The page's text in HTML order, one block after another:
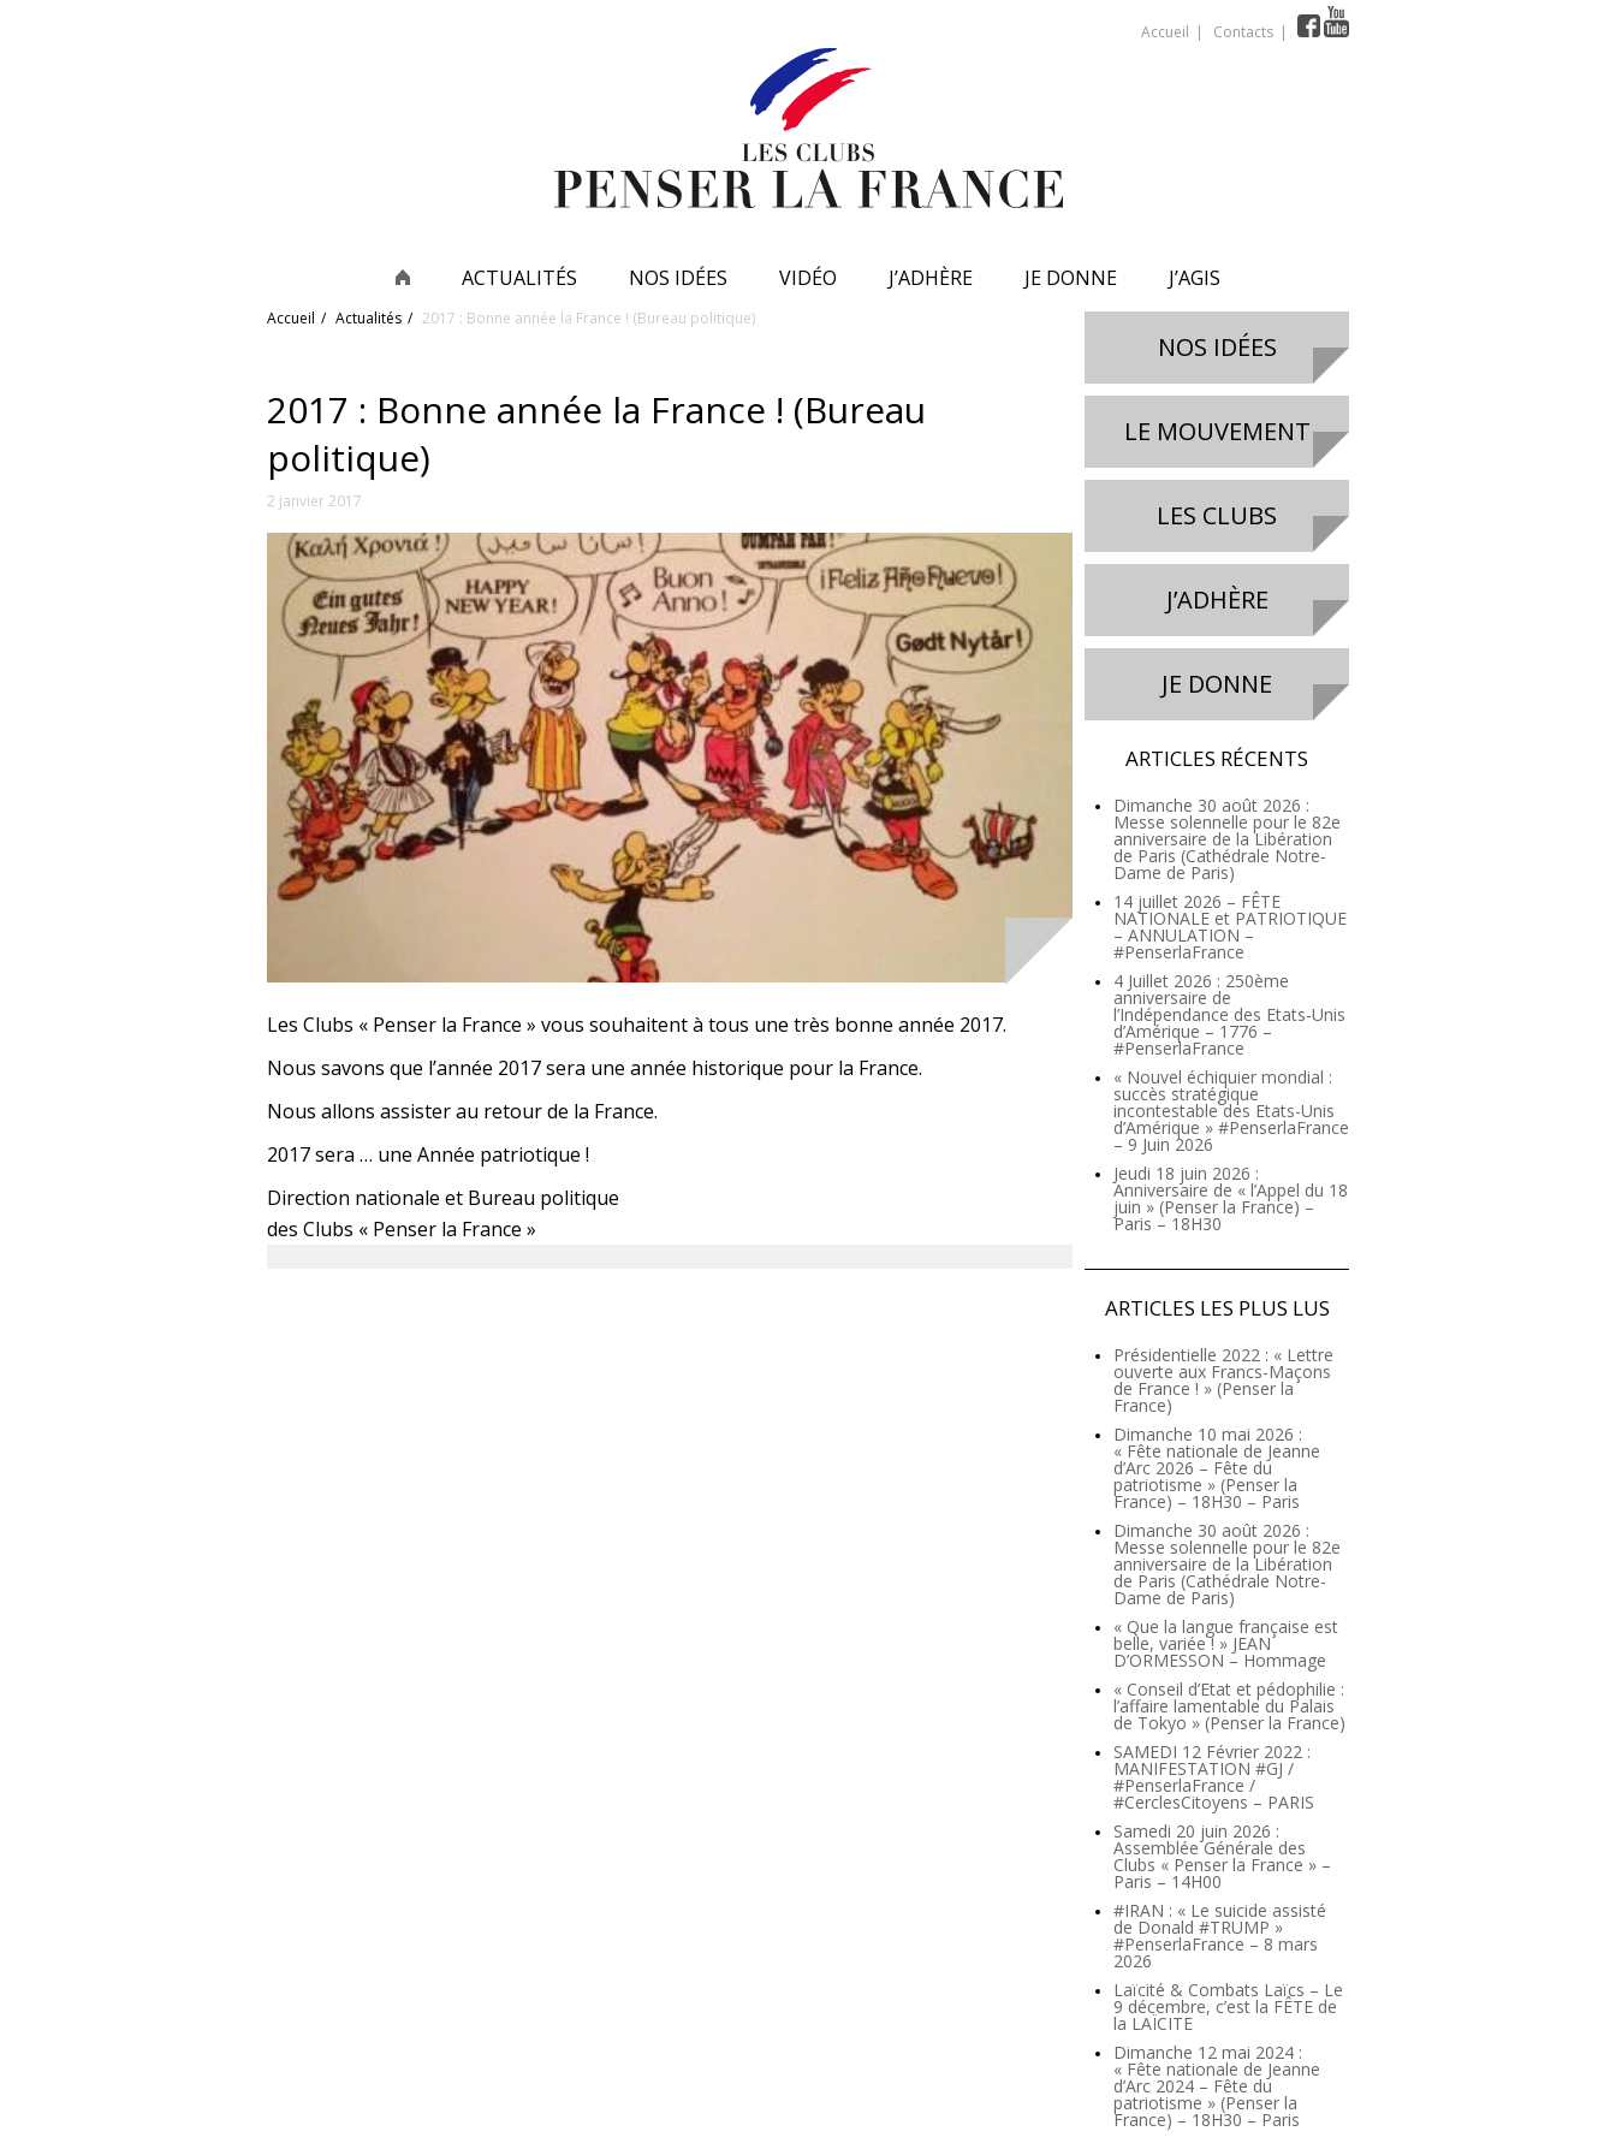
Accueil Contacts
ACTUALITÉS NOS IDÉES VIDÉO J’ADHÈRE JE DONNE J’AGIS
Accueil Actualités 2017 : Bonne année la France ! (Bureau politique)
2017 : Bonne année la France ! (Bureau
politique)
2 janvier 2017
Les Clubs « Penser la France » vous souhaitent à tous une très bonne année 2017.
Nous savons que l’année 2017 sera une année historique pour la France.
Nous allons assister au retour de la France.
2017 sera … une Année patriotique !
Direction nationale et Bureau politique
des Clubs « Penser la France »
NOS IDÉES
LE MOUVEMENT
LES CLUBS
J’ADHÈRE
JE DONNE
ARTICLES RÉCENTS
Dimanche 30 août 2026 :
Messe solennelle pour le 82e
anniversaire de la Libération
de Paris (Cathédrale Notre-
Dame de Paris)
14 juillet 2026 – FÊTE
NATIONALE et PATRIOTIQUE
– ANNULATION –
#PenserlaFrance
4 Juillet 2026 : 250ème
anniversaire de
l’Indépendance des Etats-Unis
d’Amérique – 1776 –
#PenserlaFrance
« Nouvel échiquier mondial :
succès stratégique
incontestable des Etats-Unis
d’Amérique » #PenserlaFrance
– 9 Juin 2026
Jeudi 18 juin 2026 :
Anniversaire de « l’Appel du 18
juin » (Penser la France) –
Paris – 18H30
ARTICLES LES PLUS LUS
Présidentielle 2022 : « Lettre
ouverte aux Francs-Maçons
de France ! » (Penser la
France)
Dimanche 10 mai 2026 :
« Fête nationale de Jeanne
d’Arc 2026 – Fête du
patriotisme » (Penser la
France) – 18H30 – Paris
Dimanche 30 août 2026 :
Messe solennelle pour le 82e
anniversaire de la Libération
de Paris (Cathédrale Notre-
Dame de Paris)
« Que la langue française est
belle, variée ! » JEAN
D’ORMESSON – Hommage
« Conseil d’Etat et pédophilie :
l’affaire lamentable du Palais
de Tokyo » (Penser la France)
SAMEDI 12 Février 2022 :
MANIFESTATION #GJ /
#PenserlaFrance /
#CerclesCitoyens – PARIS
Samedi 20 juin 2026 :
Assemblée Générale des
Clubs « Penser la France » –
Paris – 14H00
#IRAN : « Le suicide assisté
de Donald #TRUMP »
#PenserlaFrance – 8 mars
2026
Laïcité & Combats Laïcs – Le
9 décembre, c’est la FÊTE de
la LAÏCITE
Dimanche 12 mai 2024 :
« Fête nationale de Jeanne
d’Arc 2024 – Fête du
patriotisme » (Penser la
France) – 18H30 – Paris